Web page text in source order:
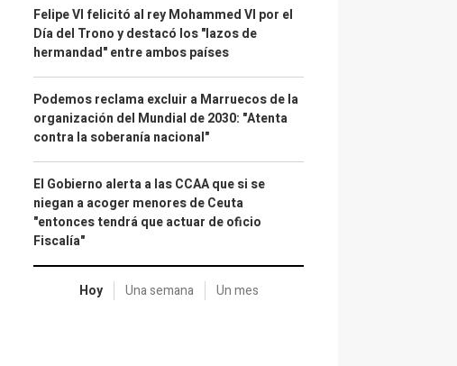
Felipe VI felicitó al rey Mohammed VI por el
Día del Trono y destacó los "lazos de
hermandad" entre ambos países
Podemos reclama excluir a Marruecos de la
organización del Mundial de 2030: "Atenta
contra la soberanía nacional"
El Gobierno alerta a las CCAA que si se
niegan a acoger menores de Ceuta
"entonces tendrá que actuar de oficio
Fiscalía"
Hoy Una semana Un mes